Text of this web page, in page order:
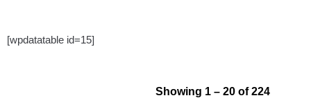
[wpdatatable id=15]
Showing 1 – 20 of 224